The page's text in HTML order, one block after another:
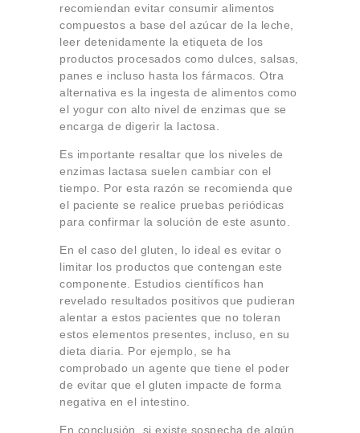
recomiendan evitar consumir alimentos
compuestos a base del azúcar de la leche,
leer detenidamente la etiqueta de los
productos procesados como dulces, salsas,
panes e incluso hasta los fármacos. Otra
alternativa es la ingesta de alimentos como
el yogur con alto nivel de enzimas que se
encarga de digerir la lactosa.
Es importante resaltar que los niveles de
enzimas lactasa suelen cambiar con el
tiempo. Por esta razón se recomienda que
el paciente se realice pruebas periódicas
para confirmar la solución de este asunto.
En el caso del gluten, lo ideal es evitar o
limitar los productos que contengan este
componente. Estudios científicos han
revelado resultados positivos que pudieran
alentar a estos pacientes que no toleran
estos elementos presentes, incluso, en su
dieta diaria. Por ejemplo, se ha
comprobado un agente que tiene el poder
de evitar que el gluten impacte de forma
negativa en el intestino.
En conclusión, si existe sospecha de algún